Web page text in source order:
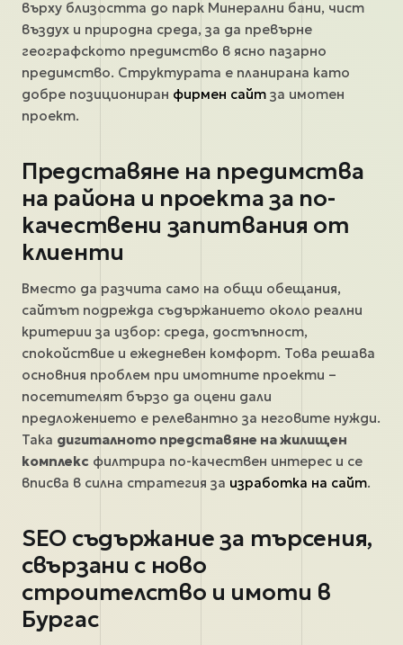
върху близостта до парк Минерални бани, чист
въздух и природна среда, за да превърне
географското предимство в ясно пазарно
предимство. Структурата е планирана като
добре позициониран фирмен сайт за имотен
проект.
Представяне на предимства
на района и проекта за по-
качествени запитвания от
клиенти
Вместо да разчита само на общи обещания,
сайтът подрежда съдържанието около реални
критерии за избор: среда, достъпност,
спокойствие и ежедневен комфорт. Това решава
основния проблем при имотните проекти –
посетителят бързо да оцени дали
предложението е релевантно за неговите нужди.
Така дигиталното представяне на жилищен
комплекс филтрира по-качествен интерес и се
вписва в силна стратегия за изработка на сайт.
SEO съдържание за търсения,
свързани с ново
строителство и имоти в
Бургас